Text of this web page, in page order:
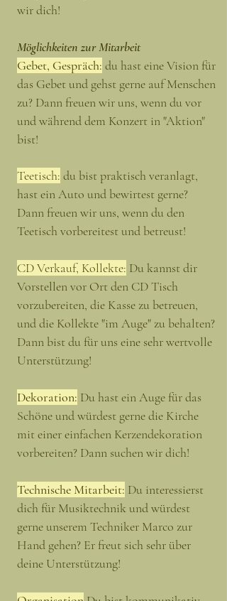
wir dich!
Möglichkeiten zur Mitarbeit
Gebet, Gespräch: du hast eine Vision für
das Gebet und gehst gerne auf Menschen
zu? Dann freuen wir uns, wenn du vor
und während dem Konzert in "Aktion"
bist!
Teetisch: du bist praktisch veranlagt,
hast ein Auto und bewirtest gerne?
Dann freuen wir uns, wenn du den
Teetisch vorbereitest und betreust!
CD Verkauf, Kollekte: Du kannst dir
Vorstellen vor Ort den CD Tisch
vorzubereiten, die Kasse zu betreuen,
und die Kollekte "im Auge" zu behalten?
Dann bist du für uns eine sehr wertvolle
Unterstützung!
Dekoration: Du hast ein Auge für das
Schöne und würdest gerne die Kirche
mit einer einfachen Kerzendekoration
vorbereiten? Dann suchen wir dich!
Technische Mitarbeit: Du interessierst
dich für Musiktechnik und würdest
gerne unserem Techniker Marco zur
Hand gehen? Er freut sich sehr über
deine Unterstützung!